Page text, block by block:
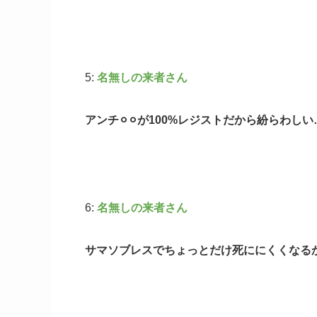
5: 名無しの来者さん
アンチ⚪︎⚪︎が100%レジストだから紛らわし
6: 名無しの来者さん
サマソブレスでちょっとだけ死ににくくなる